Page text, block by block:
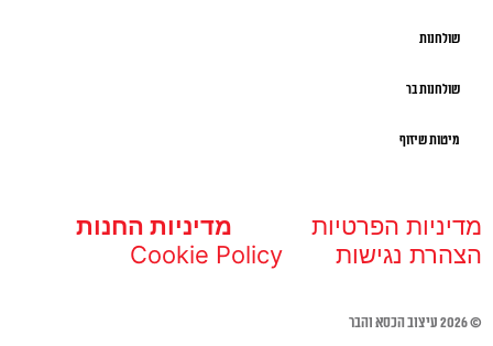
שולחנות
שולחנות בר
מיטות שיזוף
מדיניות הפרטיות
מדיניות החנות
הצהרת נגישות
Cookie Policy
© 2026 עיצוב הכסא והבר